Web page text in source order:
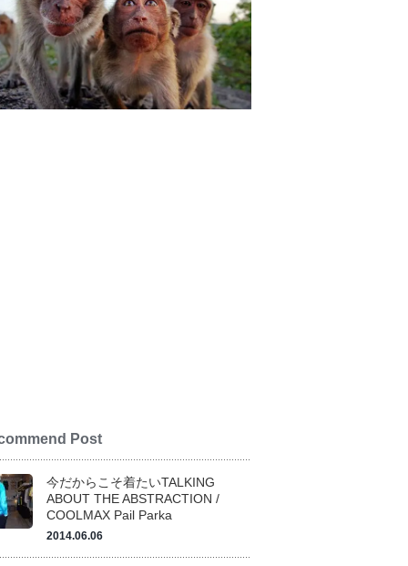
Post
今だからこそ着たいTALKING
ABOUT THE ABSTRACTION /
COOLMAX Pail Parka
2014.06.06